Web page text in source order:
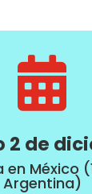

2 de
en México
Argentina)